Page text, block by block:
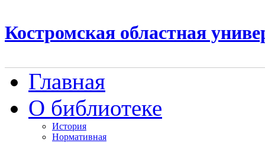
Костромская областная
Главная
О библиотеке
История
Нормативная